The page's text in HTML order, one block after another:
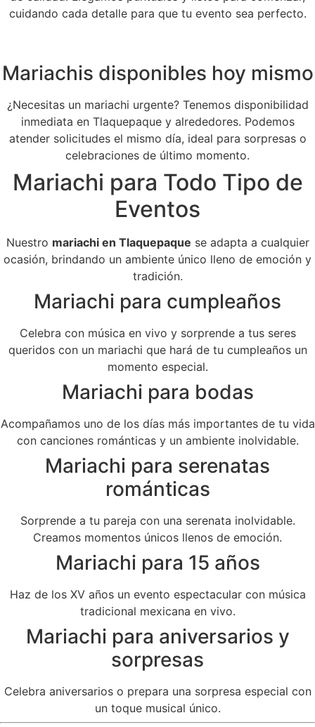
cuidando cada detalle para que tu evento sea perfecto.
Mariachis disponibles hoy mismo
¿Necesitas un mariachi urgente? Tenemos disponibilidad
inmediata en Tlaquepaque y alrededores. Podemos
atender solicitudes el mismo día, ideal para sorpresas o
celebraciones de último momento.
Mariachi para Todo Tipo de
Eventos
Nuestro mariachi en Tlaquepaque se adapta a cualquier
ocasión, brindando un ambiente único lleno de emoción y
tradición.
Mariachi para cumpleaños
Celebra con música en vivo y sorprende a tus seres
queridos con un mariachi que hará de tu cumpleaños un
momento especial.
Mariachi para bodas
Acompañamos uno de los días más importantes de tu vida
con canciones románticas y un ambiente inolvidable.
Mariachi para serenatas
románticas
Sorprende a tu pareja con una serenata inolvidable.
Creamos momentos únicos llenos de emoción.
Mariachi para 15 años
Haz de los XV años un evento espectacular con música
tradicional mexicana en vivo.
Mariachi para aniversarios y
sorpresas
Celebra aniversarios o prepara una sorpresa especial con
un toque musical único.